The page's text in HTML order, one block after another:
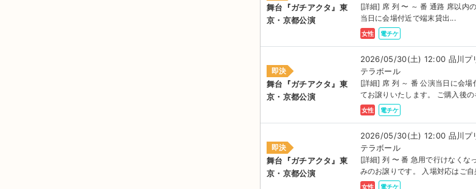
舞台『ガチアクタ』東
京・京都公演
[詳細] 席 列 〜 ～ 番 通路 席以内
当日に会場付近で端末貸出...
女性 電チケ
即決
舞台『ガチアクタ』東
京・京都公演
2026/05/30(土) 12:00 品川プ
テラボール
[詳細] 席 列 ～ 番 公演当日に会場
てお譲りいたします。 ご購入後の
女性 電チケ
即決
舞台『ガチアクタ』東
京・京都公演
2026/05/30(土) 12:00 品川プ
テラボール
[詳細] 列 〜 番 急用で行けなくな
みのお譲りです。 入場対応はご
女性 電チケ